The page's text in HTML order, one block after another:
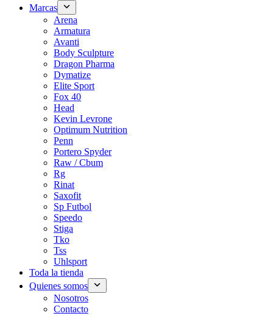
Marcas
Arena
Armatura
Avanti
Body Sculpture
Dragon Pharma
Dymatize
Elite Sport
Fox 40
Head
Kevin Levrone
Optimum Nutrition
Penn
Portero Spyder
Raw / Cbum
Rg
Rinat
Saxofit
Sp Futbol
Speedo
Stiga
Tko
Tss
Uhlsport
Toda la tienda
Quienes somos
Nosotros
Contacto